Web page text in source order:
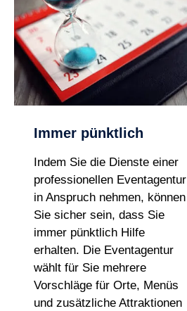
Immer pünktlich
Indem Sie die Dienste einer
professionellen Eventagentur
in Anspruch nehmen, können
Sie sicher sein, dass Sie
immer pünktlich Hilfe
erhalten. Die Eventagentur
wählt für Sie mehrere
Vorschläge für Orte, Menüs
und zusätzliche Attraktionen